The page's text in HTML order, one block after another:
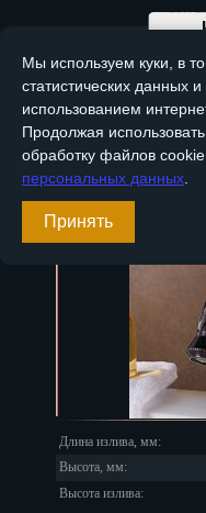
Медный смеситель
АртикулBFA-35
Длина излива, мм:
Высота, мм:
Высота излива:
Мы используем куки, в
статистических данных
использованием
Продолжая
обработку файлов
персональных данных.
Принять